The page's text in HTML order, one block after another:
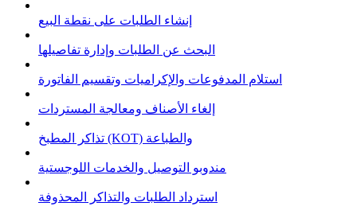
إنشاء الطلبات على نقطة البيع
البحث عن الطلبات وإدارة تفاصيلها
استلام المدفوعات والإكراميات وتقسيم الفاتورة
إلغاء الأصناف ومعالجة المستردات
تذاكر المطبخ (KOT) والطباعة
مندوبو التوصيل والخدمات اللوجستية
استرداد الطلبات والتذاكر المحذوفة